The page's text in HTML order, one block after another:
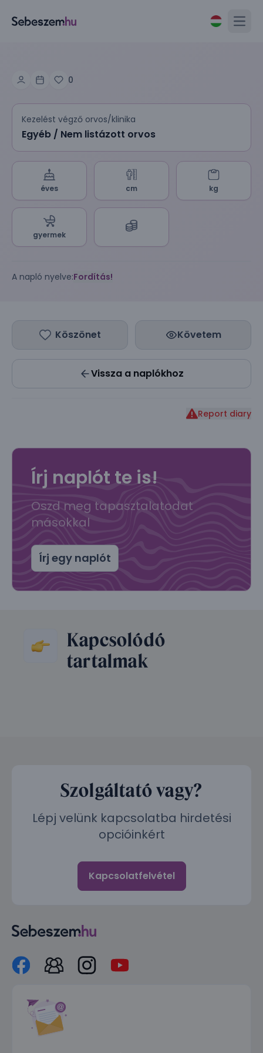
0
Kezelést végző orvos/klinika
Egyéb / Nem listázott orvos
éves cm kg
gyermek
A napló nyelve:Fordítás!
Köszönet Követem
Vissza a naplókhoz
Report diary
Írj naplót te is!
Oszd meg tapasztalatodat
másokkal
Írj egy naplót
Kapcsolódó
tartalmak
Szolgáltató vagy?
Lépj velünk kapcsolatba hirdetési
opcióinkért
Kapcsolatfelvétel